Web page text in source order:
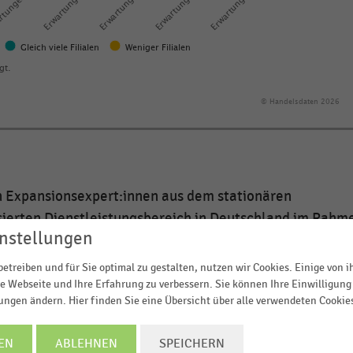
Gleich viele Filialen Weniger Filialen
© Handelsdaten 2026
aus dem stationären
Dienstleistungsbereich in Deutschland im
Studie
entwickelt(Anteil der Befragten in Prozent).
angegeben.
und für Sie optimal zu gestalten, nutzen wir Cookies. Einige von
Webseite und Ihre Erfahrung zu verbessern. Sie können Ihre
ändern. Hier finden Sie eine Übersicht über alle verwendeten
ABLEHNEN SPEICHERN